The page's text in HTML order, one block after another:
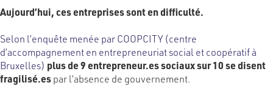
Aujourd’hui, ces entreprises sont en difficulté.
Selon l’enquête menée par COOPCITY (centre
d’accompagnement en entrepreneuriat social et coopératif à
Bruxelles) plus de 9 entrepreneur.es sociaux sur 10 se disent
fragilisé.espar l’absence de gouvernement.